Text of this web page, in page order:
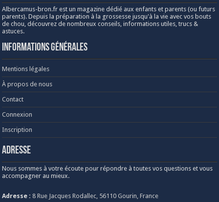
Albercamus-bron.fr est un magazine dédié aux enfants et parents (ou futurs
parents). Depuis la préparation à la grossesse jusqu'à la vie avec vos bouts
de chou, découvrez de nombreux conseils, informations utiles, trucs &
astuces.
Informations générales
Mentions légales
À propos de nous
Contact
Connexion
Inscription
Adresse
Nous sommes à votre écoute pour répondre à toutes vos questions et vous
accompagner au mieux.
Adresse : 8 Rue Jacques Rodallec, 56110 Gourin, France